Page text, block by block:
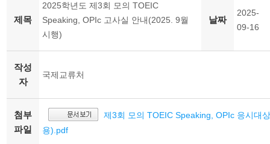
제목
2025학년도 제3회 모의 TOEIC
Speaking, OPIc 고사실 안내(2025. 9월
시행)
날짜
2025-
09-16
작성
자
국제교류처
첨부
파일
제3회 모의 TOEIC Speaking, OPIc 응시대
용).pdf